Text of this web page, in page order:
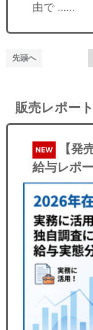
由で ……
先頭へ
販売レポート
NEW
【発
給与レポ